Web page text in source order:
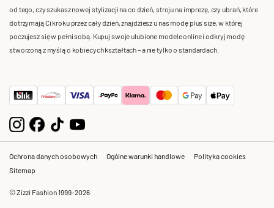
od tego, czy szukasz nowej stylizacji na co dzień, stroju na imprezę, czy ubrań, które
dotrzymają Ci kroku przez cały dzień, znajdziesz u nas modę plus size, w której
poczujesz się w pełni sobą. Kupuj swoje ulubione modele online i odkryj modę
stworzoną z myślą o kobiecych kształtach – a nie tylko o standardach.
Ochrona danych osobowych Ogólne warunki handlowe
Polityka cookies
Sitemap
© Zizzi Fashion 1999-2026